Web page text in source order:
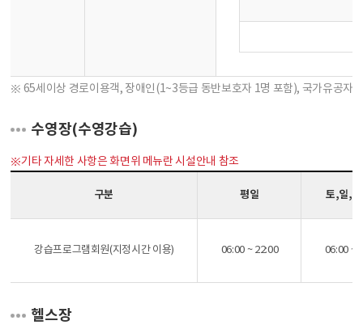
※ 65세이상 경로이용객, 장애인(1~3등급 동반보호자 1명 포함), 국가유공자
수영장(수영강습)
※기타 자세한 사항은 화면위 메뉴란 시설안내 참조
구분 평일 토,일,
강습프로그램회원(지정시간 이용) 06:00 ~ 22:00 06:00 ~
헬스장